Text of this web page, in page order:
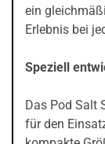
ein
Erlebnis bei
Speziell
Das Pod Salt
für den